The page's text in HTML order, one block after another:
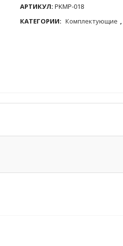
АРТИКУЛ: PKMP-018
КАТЕГОРИИ: Комплектующие ,